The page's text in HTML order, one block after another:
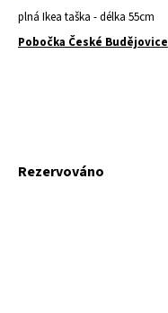
plná Ikea taška - délka 55cm
Pobočka České Budějovice
Měrná
Rezervováno
a
j